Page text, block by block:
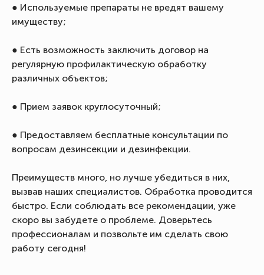
● Используемые препараты не вредят вашему
имуществу;
● Есть возможность заключить договор на
регулярную профилактическую обработку
различных объектов;
● Прием заявок круглосуточный;
● Предоставляем бесплатные консультации по
вопросам дезинсекции и дезинфекции.
Преимуществ много, но лучше убедиться в них,
вызвав наших специалистов. Обработка проводится
быстро. Если соблюдать все рекомендации, уже
скоро вы забудете о проблеме. Доверьтесь
профессионалам и позвольте им сделать свою
работу сегодня!